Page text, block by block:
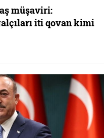
müşaviri:
iti qovan kimi